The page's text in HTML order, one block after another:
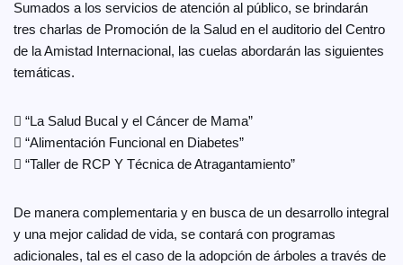
Sumados a los servicios de atención al público, se brindarán
tres charlas de Promoción de la Salud en el auditorio del Centro
de la Amistad Internacional, las cuelas abordarán las siguientes
temáticas.
 “La Salud Bucal y el Cáncer de Mama”
 “Alimentación Funcional en Diabetes”
 “Taller de RCP Y Técnica de Atragantamiento”
De manera complementaria y en busca de un desarrollo integral
y una mejor calidad de vida, se contará con programas
adicionales, tal es el caso de la adopción de árboles a través de